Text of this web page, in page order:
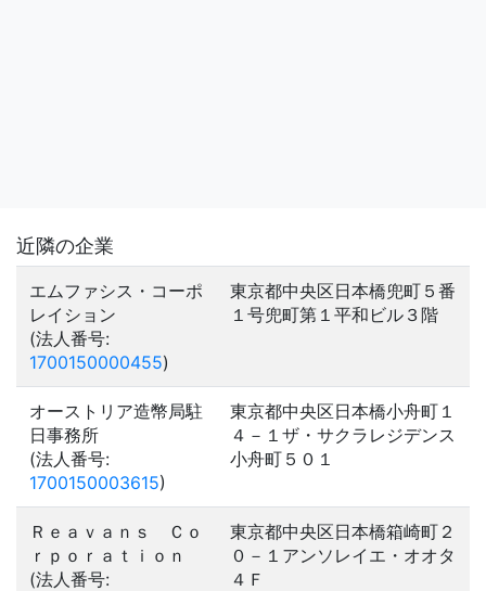
近隣の企業
エムファシス・コーポ
レイション
(法人番号:
1700150000455)
東京都中央区日本橋兜町５番
１号兜町第１平和ビル３階
オーストリア造幣局駐
日事務所
(法人番号:
1700150003615)
東京都中央区日本橋小舟町１
４－１ザ・サクラレジデンス
小舟町５０１
Ｒｅａｖａｎｓ Ｃｏ
ｒｐｏｒａｔｉｏｎ
(法人番号:
東京都中央区日本橋箱崎町２
０－１アンソレイエ・オオタ
４Ｆ